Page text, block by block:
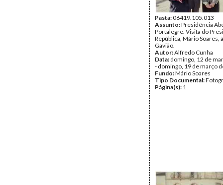
Pasta:06419.105.013
Assunto:Presidência
Portalegre. Visita do
República, Mário Soares,
Gavião.
Autor:Alfredo Cunha
Data: domingo, 12 de
- domingo, 19 de março
Fundo:Mário Soares
Tipo Documental:
Página(s): 1